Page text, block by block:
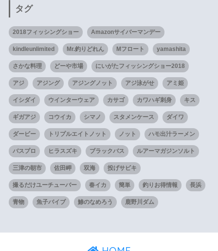
タグ
2018フィッシングショー Amazonサイバーマンデー
kindleunlimited Mr.釣りどれん Mフロート yamashita
さかな料理 どーや市場 にいがたフィッシングショー2018
アジ アジング アジングノット アジ泳がせ アミ姫
イシダイ ウインターウェア カサゴ カワハギ刺身 キス
ギガアジ コウイカ シマノ スタメンケース ダイワ
ダービー トリプルエイトノット ノット ハモ出汁ラーメン
バスプロ ヒラスズキ ブラックバス ルアーマガジンソルト
三津の朝市 佐田岬 双海 投げサビキ
撮るだけユーチューバー 春イカ 簡単 釣りお得情報 長浜
青物 魚子バイブ 鯵のなめろう 鹿野川ダム